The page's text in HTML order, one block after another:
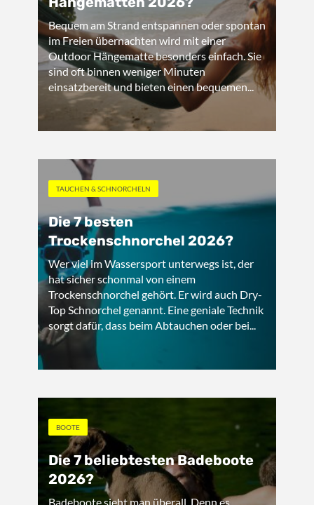
Bequem am Strand entspannen oder spontan
im Freien übernachten wird mit einer
Outdoor Hängematte besonders einfach. Sie
sind oft binnen weniger Minuten
einsatzbereit und bieten einen bequemen...
TAUCHEN & SCHNORCHELN
Die 7 besten
Trockenschnorchel 2026?
Wer viel im Wassersport unterwegs ist, der
hat sicher schonmal von einem
Trockenschnorchel gehört. Er wird auch Dry-
Top Schnorchel genannt. Eine geniale Technik
sorgt dafür, dass beim Abtauchen oder bei...
BOOTE
Die 7 beliebtesten Badeboote
2026?
Badeboote sieht man überall. Denn es